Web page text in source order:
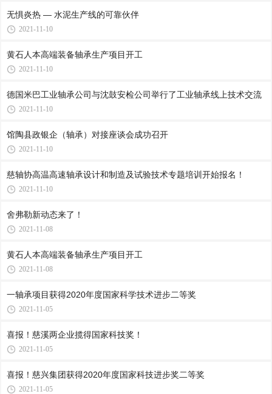
无惧炎热 — 水泥生产线的可靠伙伴
2021-11-10
黄石人本高端装备轴承生产项目开工
2021-11-10
德国米巴工业轴承公司与沈鼓安检公司举行了工业轴承线上技术交流
2021-11-10
馆陶县政银企（轴承）对接座谈会成功召开
2021-11-10
慈轴协高温高速轴承设计和制造及试验技术专题培训开始报名！
2021-11-10
舍弗勒新动态来了！
2021-11-08
黄石人本高端装备轴承生产项目开工
2021-11-08
一轴承项目获得2020年度国家科学技术进步二等奖
2021-11-05
喜报！慈溪两企业揽得国家科技奖！
2021-11-05
喜报！慈兴集团获得2020年度国家科技进步奖二等奖
2021-11-05